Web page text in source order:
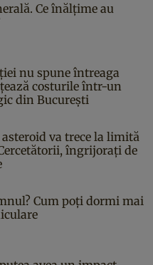
Ce înălțime au
nu spune întreaga
costurile într-un
din București
va trece la limită
îngrijorați de
Cum poți dormi mai